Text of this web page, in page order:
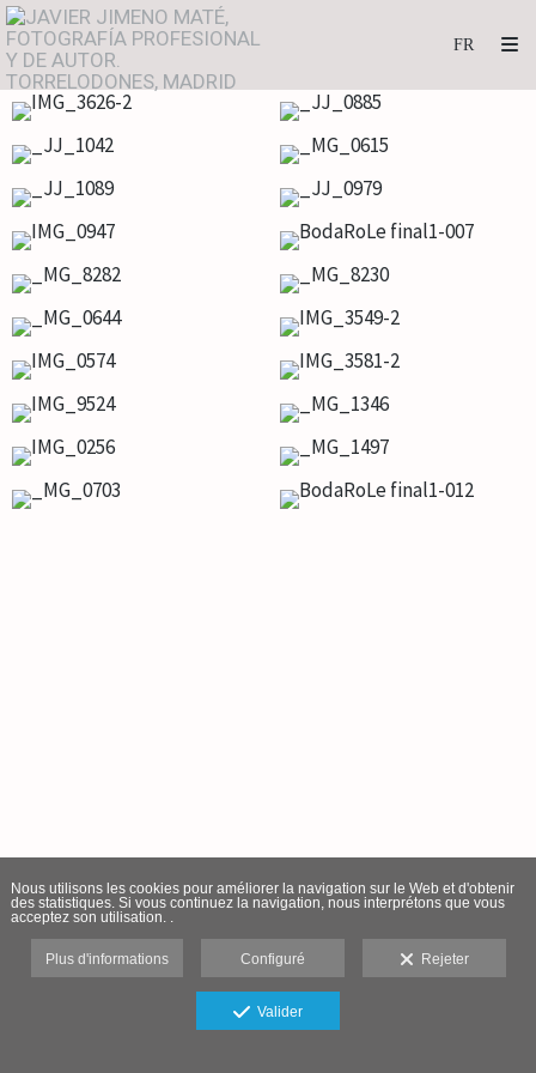
Nous utilisons les cookies pour améliorer la navigation sur le Web et d'obtenir
des statistiques. Si vous continuez la navigation, nous interprétons que vous
acceptez son utilisation. .
Plus d'informations Configuré Rejeter
Valider